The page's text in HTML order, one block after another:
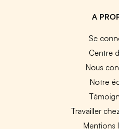
A
Se
Centre
Nous
Notre
Travailler
Mentions